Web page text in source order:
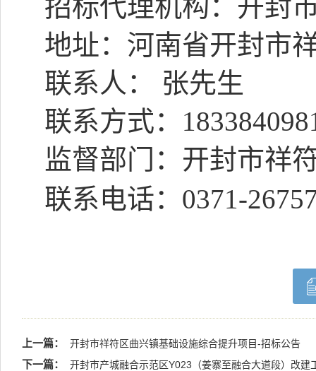
招标代理机构：开封
地址：河南省开封市
联系人： 张先生
联系方式：
监督部门：开封市祥
联系电话： 0371-
上一篇： 开封市祥符区曲兴镇基础设施综合提升项目-招标公告
下一篇： 开封市产城融合示范区Y023（姜寨至融合大道段）改建